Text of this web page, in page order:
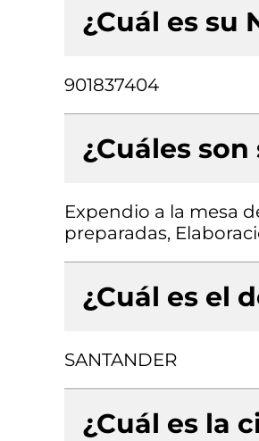
¿Cuál es su
901837404
¿Cuáles
Expendio a la mesa
preparadas,
¿Cuál es el
SANTANDER
¿Cuál es la